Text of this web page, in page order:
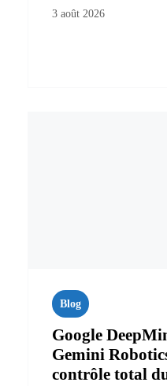
3 août 2026
Blog
Google
Gemini
contrôle total